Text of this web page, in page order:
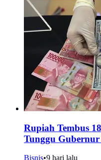
Rupiah Tembus
Tunggu
Bisnis•9 hari lalu